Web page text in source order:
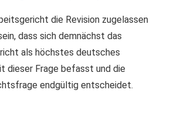
die Revision zugelassen
dass sich demnächst das
als höchstes deutsches
dieser Frage befasst und die
endgültig entscheidet.